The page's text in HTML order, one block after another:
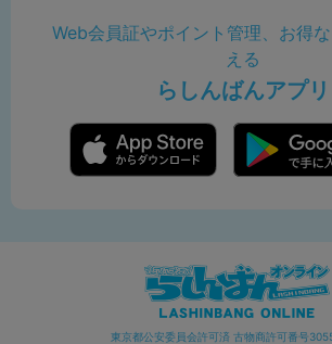
Web会員証やポイント管理、お得
える
らしんばんアプリ
東京都公安委員会許可済 古物商許可番号